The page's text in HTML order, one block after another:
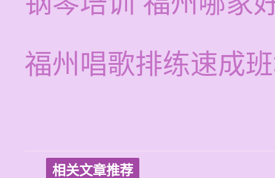
福州唱歌排练速成
相关文章推荐